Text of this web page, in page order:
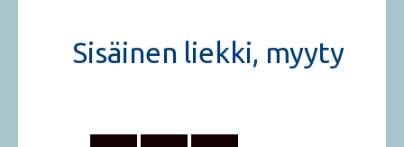
Sisäinen liekki, myyty